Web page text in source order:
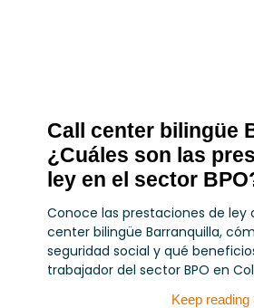
Call center bilingüe
¿Cuáles son las
ley en el sector
Conoce las prestaciones de ley
center bilingüe Barranquilla,
seguridad social y qué
trabajador del sector BPO en
Keep reading